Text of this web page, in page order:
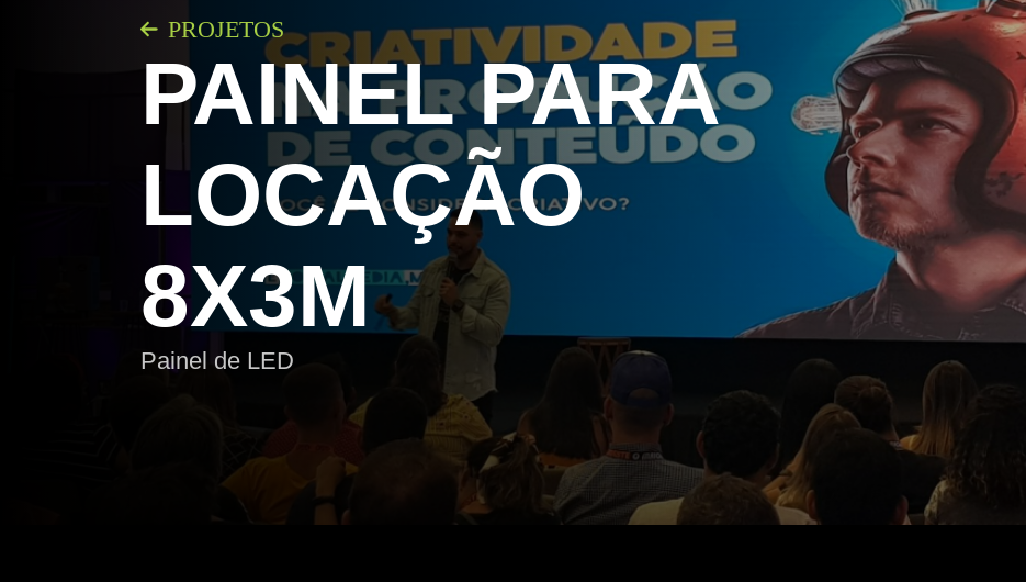
PROJETOS
PAINEL PARA
LOCAÇÃO
8X3M
Painel de LED